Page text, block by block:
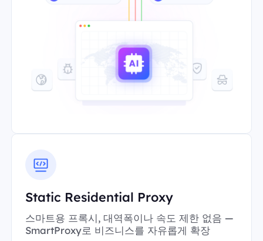
Static Residential Proxy
스마트용 프록시, 대역폭이나 속도 제한 없음 —
SmartProxy로 비즈니스를 자유롭게 확장